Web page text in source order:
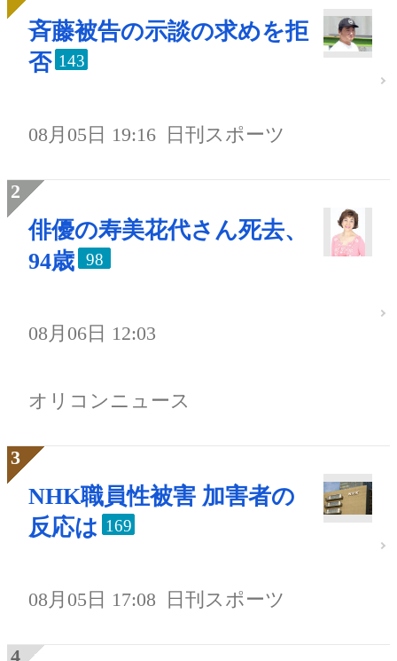
斉藤被告の示談の求めを拒
否 143
08月05日 19:16 日刊スポーツ
俳優の寿美花代さん死去、
94歳
98
08月06日 12:03
オリコンニュース
NHK職員性被害 加害者の
反応は 169
08月05日 17:08 日刊スポーツ